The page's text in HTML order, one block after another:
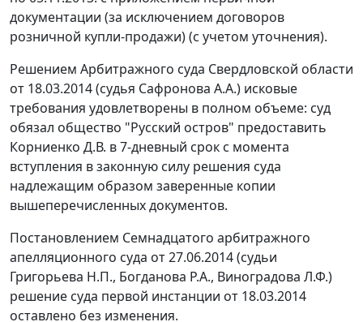
документации (за исключением договоров
розничной купли-продажи) (с учетом уточнения).
Решением Арбитражного суда Свердловской области
от 18.03.2014 (судья Сафронова А.А.) исковые
требования удовлетворены в полном объеме: суд
обязал общество "Русский остров" предоставить
Корниенко Д.В. в 7-дневный срок с момента
вступления в законную силу решения суда
надлежащим образом заверенные копии
вышеперечисленных документов.
Постановлением Семнадцатого арбитражного
апелляционного суда от 27.06.2014 (судьи
Григорьева Н.П., Богданова Р.А., Виноградова Л.Ф.)
решение суда первой инстанции от 18.03.2014
оставлено без изменения.